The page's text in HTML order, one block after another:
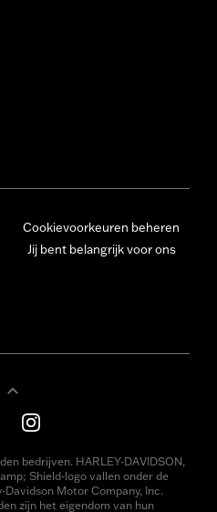
Cookievoorkeuren beheren
Jij bent belangrijk voor ons
bedrijven. HARLEY-DAVIDSON,
Shield-logo vallen onder de
Motor Company, Inc.
zijn het eigendom van hun